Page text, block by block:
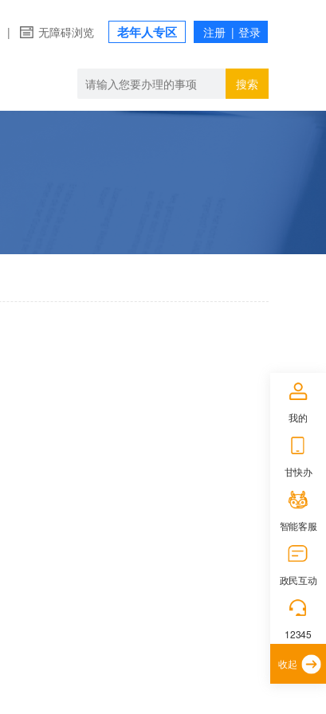
| 无障碍浏览 老年人专区
搜索
我的
甘快办
智能客服
政民互动
12345
收起